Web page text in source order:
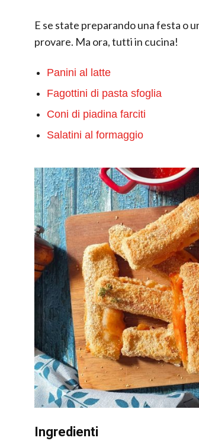
E se state preparando una festa o
provare. Ma ora, tutti in cucina!
Panini al latte
Fagottini di pasta sfoglia
Coni di piadina farciti
Salatini al formaggio
Ingredienti